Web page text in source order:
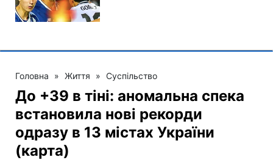
Головна » Життя » Суспільство
До +39 в тіні: аномальна спека
встановила нові рекорди
одразу в 13 містах України
(карта)